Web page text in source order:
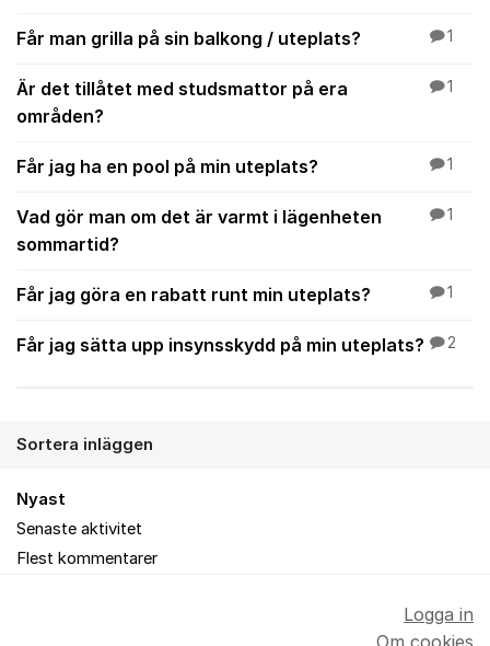
Får man grilla på sin balkong / uteplats? 1
Är det tillåtet med studsmattor på era
områden?
1
Får jag ha en pool på min uteplats? 1
Vad gör man om det är varmt i lägenheten
sommartid?
1
Får jag göra en rabatt runt min uteplats? 1
Får jag sätta upp insynsskydd på min uteplats? 2
Sortera inläggen
Nyast
Senaste aktivitet
Flest kommentarer
Logga in
Om cookies